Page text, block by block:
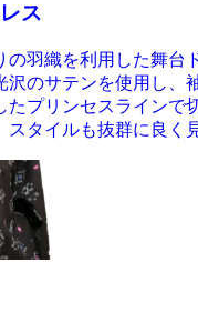
ス
の羽織を利用した舞台
沢のサテンを使用し、
たプリンセスラインで
スタイルも抜群に良く